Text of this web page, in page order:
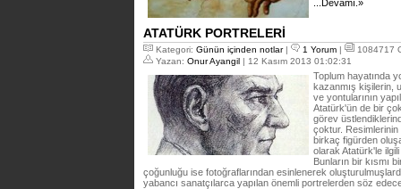
...Devamı.»
ATATÜRK PORTRELERİ
Kategori: Günün içinden notlar| 1 Yorum |
1084717
Yazan: Onur Ayangil | 12 Kasım 2013 01:02:31
Toplum hayatında
kazanmış kişilerin,
ve yontularının
Atatürk'ün de bir
görev
çoktur.
birkaç figürden
olarak Atatürk'le
Bunların bir kısmı
çoğunluğu ise fotoğraflarından esinlenerek
yabancı sanatçılarca yapılan önemli portrelerden söz